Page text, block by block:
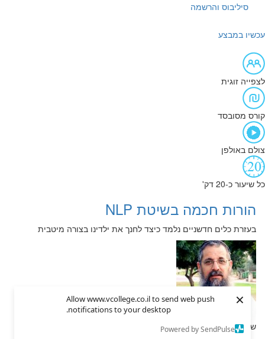
Allow www.vcollege.co.il to send web push
notifications to your desktop.
Powered by SendPulse
×
סיליבוס והרשמה
עכשיו במבצע
לצפייה זוגית
קורס מסובסד
צולם באולפן
כל שיעור כ-20 דק'
הורות חכמה בשיטת NLP
בעזרת כלים חדשניים נלמד כיצד לחנך את ילדינו בצורה מיטבית
שמואל מינקוב
מחיר:
99 ₪
6